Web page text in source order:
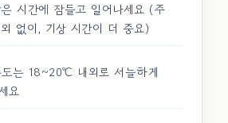
시간에 잠들고 일어나세요 (주
없이, 기상 시간이 더 중요)
는 18~20℃ 내외로 서늘하게
요